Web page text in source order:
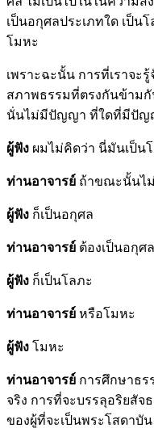
เป็นอกุศลประเภทใด เป็น
โมหะ
เพราะฉะนั้น การที่เราจะ
สภาพธรรมที่ตรงกันข้าม
นั่นไม่มีปัญญา ที่ใดที่มีปัญ
ผู้ฟัง ผมไม่คิดว่า นี่มันเป็นโ
ท่านอาจารย์ ถ้าขณะนั้นไม่
ผู้ฟัง ก็เป็นอกุศล
ท่านอาจารย์ ต้องเป็นอกุศ
ผู้ฟัง ก็เป็นโลภะ
ท่านอาจารย์ หรือโมหะ
ผู้ฟัง โมหะ
ท่านอาจารย์ การศึกษาธร
จริง การที่จะบรรลุอริยสั
ของผู้ที่จะเป็นพระโสดาบัน